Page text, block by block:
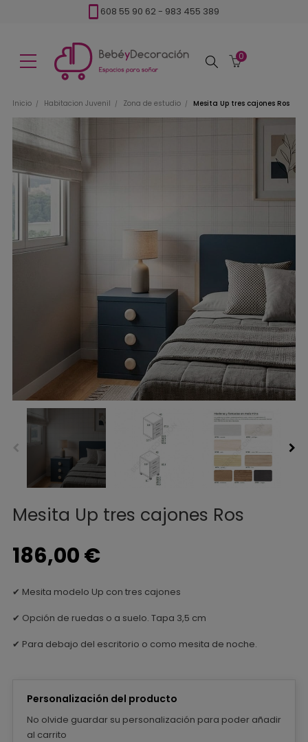
608 55 90 62 - 983 455 389
Buscar
0
Inicio Habitacion Juvenil Zona de estudio Mesita Up tres cajones Ros
Mesita Up tres cajones Ros
186,00 €
✔ Mesita modelo Up con tres cajones
✔ Opción de ruedas o a suelo. Tapa 3,5 cm
✔ Para debajo del escritorio o como mesita de noche.
Personalización del producto
No olvide guardar su personalización para poder añadir
al carrito